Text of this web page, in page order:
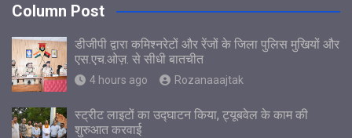
Column Post
डीजीपी द्वारा कमिश्नरेटों और रेंजों के जिला पुलिस मुखियों और
एस.एच.ओज़. से सीधी बातचीत
4 hours ago Rozanaaajtak
स्ट्रीट लाइटों का उद्घाटन किया, ट्यूबवेल के काम की
शुरुआत करवाई